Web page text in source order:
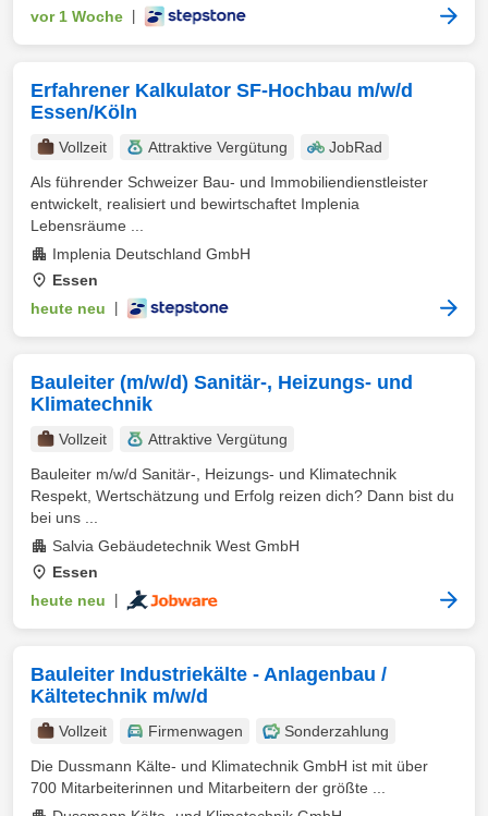
vor 1 Woche
Erfahrener Kalkulator SF-Hochbau m/w/d
Essen/Köln
Vollzeit Attraktive Vergütung
JobRad
Als führender Schweizer Bau- und Immobiliendienstleister
entwickelt, realisiert und bewirtschaftet Implenia
Lebensräume ...
Implenia Deutschland GmbH
Essen
heute neu
Bauleiter (m/w/d) Sanitär-, Heizungs- und
Klimatechnik
Vollzeit
Attraktive Vergütung
Bauleiter m/w/d Sanitär-, Heizungs- und Klimatechnik
Respekt, Wertschätzung und Erfolg reizen dich? Dann bist du
bei uns ...
Salvia Gebäudetechnik West GmbH
Essen
heute neu
Bauleiter Industriekälte - Anlagenbau /
Kältetechnik m/w/d
Vollzeit Firmenwagen
Sonderzahlung
Die Dussmann Kälte- und Klimatechnik GmbH ist mit über
700 Mitarbeiterinnen und Mitarbeitern der größte ...